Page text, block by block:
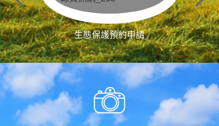
生態保護預約申請